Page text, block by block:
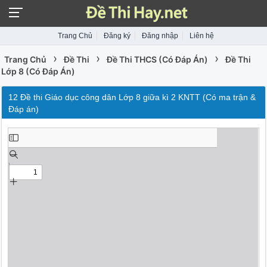
Trang Chủ Đăng ký Đăng nhập Liên hệ
Trang Chủ › Đề Thi › Đề Thi THCS (Có Đáp Án) ›
Đề Thi
Lớp 8 (Có Đáp Án)
12 Đề thi Giáo dục công dân Lớp 8 giữa kì 2 KNTT (Có ma trận &
Đáp án)